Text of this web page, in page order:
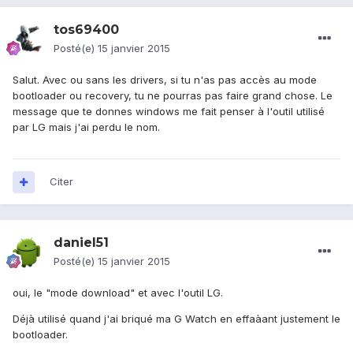
tos69400
Posté(e) 15 janvier 2015
Salut. Avec ou sans les drivers, si tu n'as pas accès au mode
bootloader ou recovery, tu ne pourras pas faire grand chose. Le
message que te donnes windows me fait penser à l'outil utilisé
par LG mais j'ai perdu le nom.
Citer
daniel51
Posté(e) 15 janvier 2015
oui, le "mode download" et avec l'outil LG.
Déjà utilisé quand j'ai briqué ma G Watch en effaàant justement le
bootloader.